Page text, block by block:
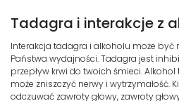
Tadagra i interakcje z
Interakcja tadagra i alkoholu może być
Państwa wydajności. Tadagra jest
przepływ krwi do twoich śmieci.
może zniszczyć nerwy i wytrzymałość.
odczuwać zawroty głowy, zawroty